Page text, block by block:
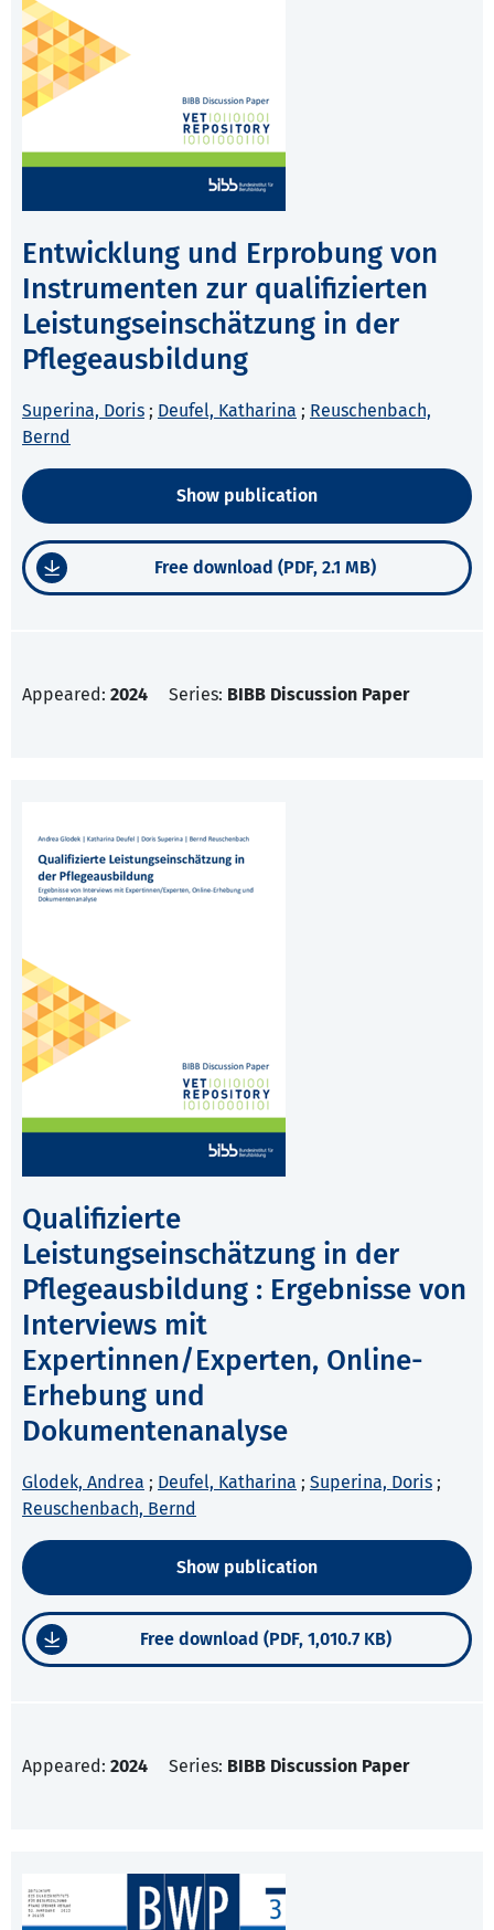
Entwicklung und Erprobung von
Instrumenten zur qualifizierten
Leistungseinschätzung in der
Pflegeausbildung
Superina, Doris ; Deufel, Katharina ; Reuschenbach,
Bernd
Show publication
Free download (PDF, 2.1 MB)
Appeared: 2024 Series: BIBB Discussion Paper
Qualifizierte
Leistungseinschätzung in der
Pflegeausbildung : Ergebnisse von
Interviews mit
Expertinnen/Experten, Online-
Erhebung und
Dokumentenanalyse
Glodek, Andrea ; Deufel, Katharina ; Superina, Doris ;
Reuschenbach, Bernd
Show publication
Free download (PDF, 1,010.7 KB)
Appeared: 2024 Series: BIBB Discussion Paper